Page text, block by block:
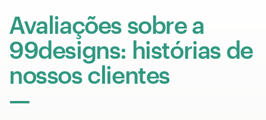
Avaliações sobre a
99designs: histórias de
nossos clientes
Encontre um designer
Inspiração
99designs Pro